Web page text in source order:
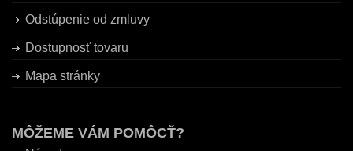
Odstúpenie od zmluvy
Dostupnosť tovaru
Mapa stránky
MÔŽEME VÁM POMÔCŤ?